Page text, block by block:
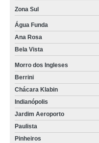
Zona Sul
Água Funda
Ana Rosa
Bela Vista
Morro dos Ingleses
Berrini
Chácara Klabin
Indianópolis
Jardim Aeroporto
Paulista
Pinheiros